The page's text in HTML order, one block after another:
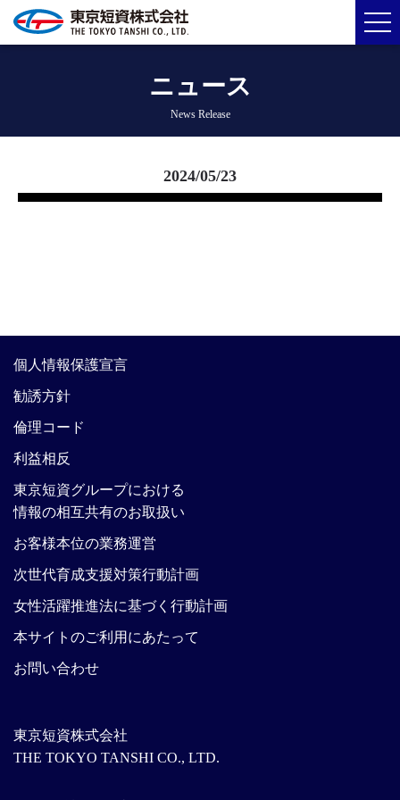
ニュース
News Release
2024/05/23
東京短資株式会社
THE TOKYO TANSHI CO., LTD.
個人情報保護宣言
勧誘方針
倫理コード
利益相反
東京短資グループにおける
情報の相互共有のお取扱い
お客様本位の業務運営
次世代育成支援対策行動計画
女性活躍推進法に基づく行動計画
本サイトのご利用にあたって
お問い合わせ